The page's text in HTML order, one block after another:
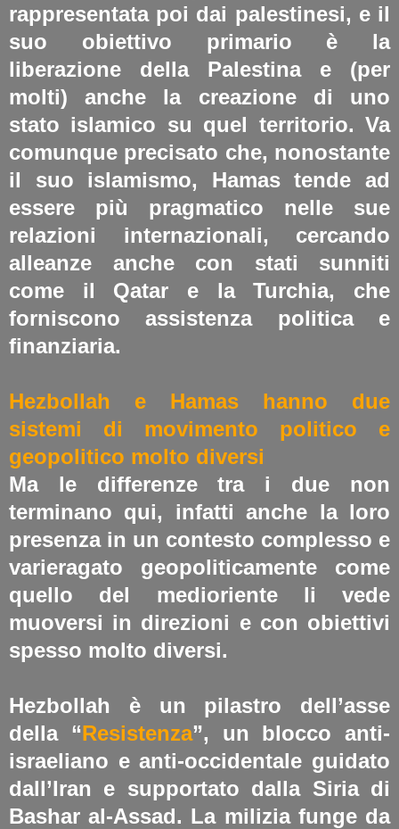
rappresentata poi dai palestinesi, e il
suo obiettivo primario è la
liberazione della Palestina e (per
molti) anche la creazione di uno
stato islamico su quel territorio. Va
comunque precisato che, nonostante
il suo islamismo, Hamas tende ad
essere più pragmatico nelle sue
relazioni internazionali, cercando
alleanze anche con stati sunniti
come il Qatar e la Turchia, che
forniscono assistenza politica e
finanziaria.
Hezbollah e Hamas hanno due
sistemi di movimento politico e
geopolitico molto diversi
Ma le differenze tra i due non
terminano qui, infatti anche la loro
presenza in un contesto complesso e
varieragato geopoliticamente come
quello del medioriente li vede
muoversi in direzioni e con obiettivi
spesso molto diversi.
Hezbollah è un pilastro dell’asse
della “Resistenza”, un blocco anti-
israeliano e anti-occidentale guidato
dall’Iran e supportato dalla Siria di
Bashar al-Assad. La milizia funge da